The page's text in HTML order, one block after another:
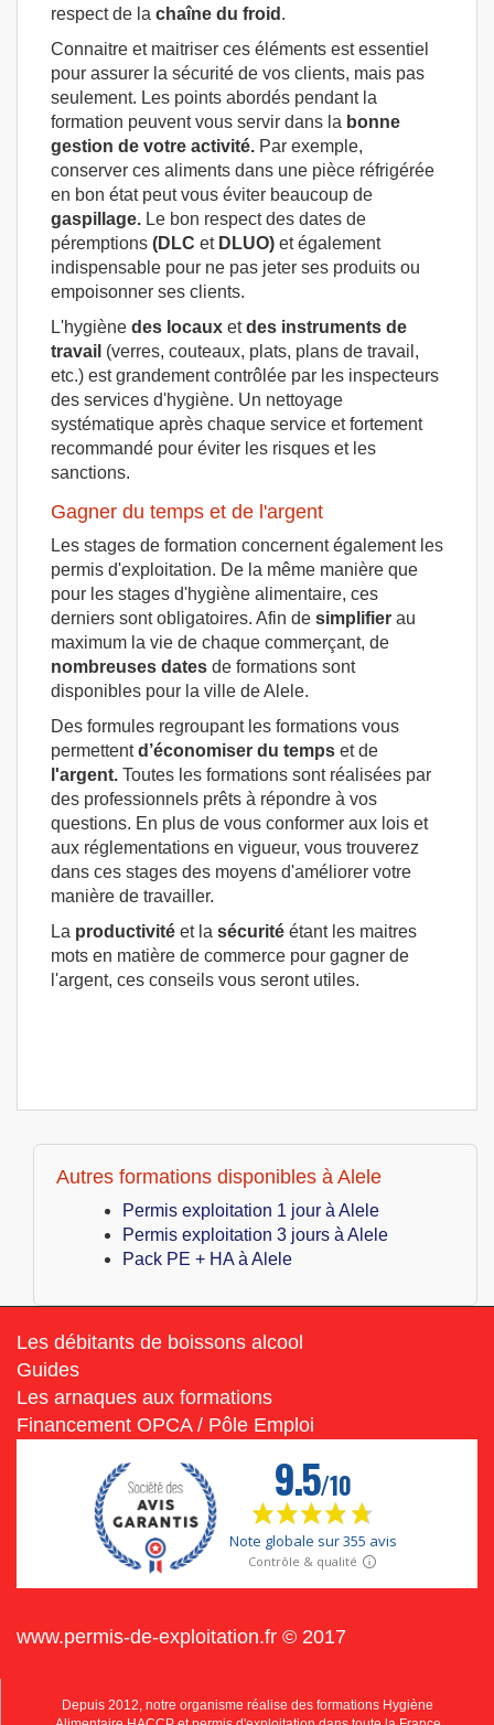
respect de la chaîne du froid .
Connaitre et maitriser ces éléments est essentiel
pour assurer la sécurité de vos clients, mais pas
seulement. Les points abordés pendant la
formation peuvent vous servir dans la bonne
gestion de votre activité. Par exemple,
conserver ces aliments dans une pièce réfrigérée
en bon état peut vous éviter beaucoup de
gaspillage. Le bon respect des dates de
péremptions (DLC et DLUO) et également
indispensable pour ne pas jeter ses produits ou
empoisonner ses clients.
L'hygiène des locaux etdes instruments de
travail (verres, couteaux, plats, plans de travail,
etc.) est grandement contrôlée par les inspecteurs
des services d'hygiène. Un nettoyage
systématique après chaque service et fortement
recommandé pour éviter les risques et les
sanctions.
Gagner du temps et de l'argent
Les stages de formation concernent également les
permis d'exploitation. De la même manière que
pour les stages d'hygiène alimentaire, ces
derniers sont obligatoires. Afin de simplifier au
maximum la vie de chaque commerçant, de
nombreuses dates de formations sont
disponibles pour la ville de Alele.
Des formules regroupant les formations vous
permettentd’économiser du temps et de
l'argent. Toutes les formations sont réalisées par
des professionnels prêts à répondre à vos
questions. En plus de vous conformer aux lois et
aux réglementations en vigueur, vous trouverez
dans ces stages des moyens d'améliorer votre
manière de travailler.
La productivité et la sécurité étant les maitres
mots en matière de commerce pour gagner de
l'argent, ces conseils vous seront utiles.
Autres formations disponibles à Alele
Permis exploitation 1 jour à Alele
Permis exploitation 3 jours à Alele
Pack PE + HA à Alele
Les débitants de boissons alcool
Guides
Les arnaques aux formations
Financement OPCA / Pôle Emploi
www.permis-de-exploitation.fr © 2017
Depuis 2012, notre organisme réalise des formations Hygiène